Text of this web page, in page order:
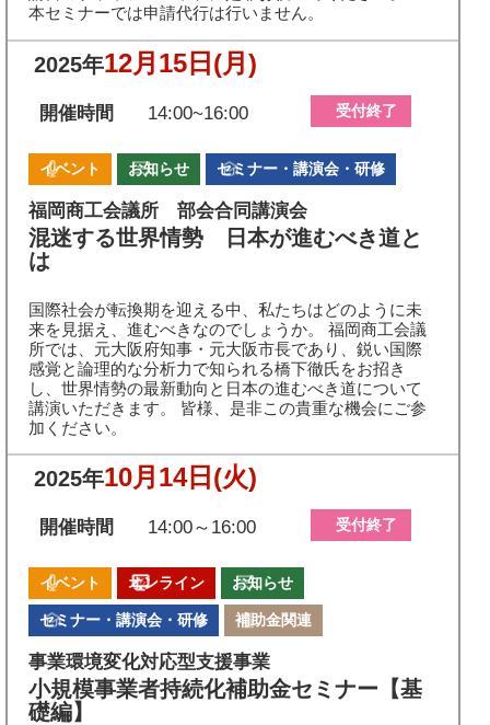
本セミナーでは申請代行は行いません。
2025年12月15日 (月)
開催時間 14:00~16:00 受付終了
イベント お知らせ セミナー・講演会・研修
福岡商工会議所 部会合同講演会
混迷する世界情勢 日本が進むべき道と
は
国際社会が転換期を迎える中、私たちはどのように未
来を見据え、進むべきなのでしょうか。 福岡商工会議
所では、元大阪府知事・元大阪市長であり、鋭い国際
感覚と論理的な分析力で知られる橋下徹氏をお招き
し、世界情勢の最新動向と日本の進むべき道について
講演いただきます。 皆様、是非この貴重な機会にご参
加ください。
2025年10月14日 (火)
開催時間 14:00～16:00 受付終了
イベント オンライン お知らせ
セミナー・講演会・研修 補助金関連
事業環境変化対応型支援事業
小規模事業者持続化補助金セミナー【基
礎編】